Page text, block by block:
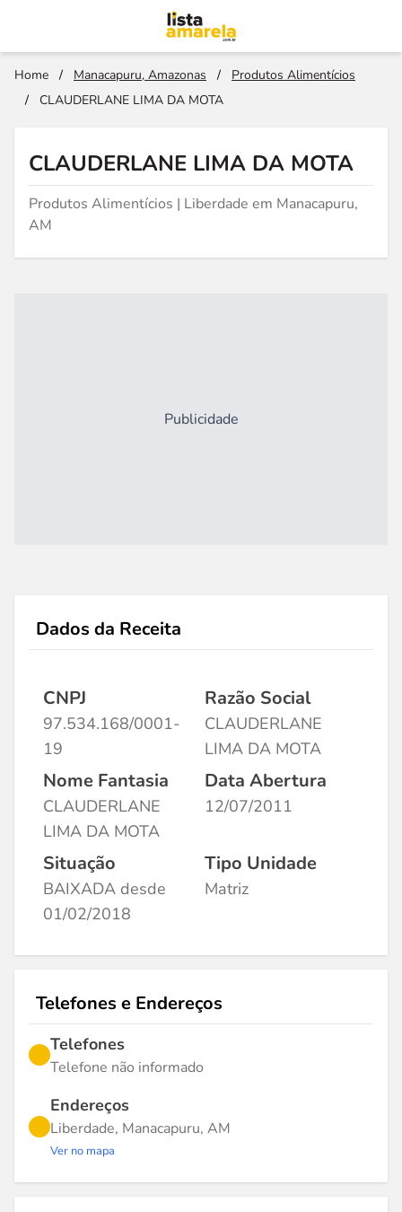
Home / Manacapuru, Amazonas /
Produtos Alimentícios
/
CLAUDERLANE LIMA DA MOTA
CLAUDERLANE LIMA DA MOTA
Produtos Alimentícios | Liberdade em Manacapuru,
AM
Publicidade
Dados da Receita
CNPJ
97.534.168/0001-
19
Razão Social
CLAUDERLANE
LIMA DA MOTA
Nome Fantasia
CLAUDERLANE
LIMA DA MOTA
Data Abertura
12/07/2011
Situação
BAIXADA desde
01/02/2018
Tipo Unidade
Matriz
Telefones e Endereços
Telefones
Telefone não informado
Endereços
Liberdade, Manacapuru, AM
Ver no mapa